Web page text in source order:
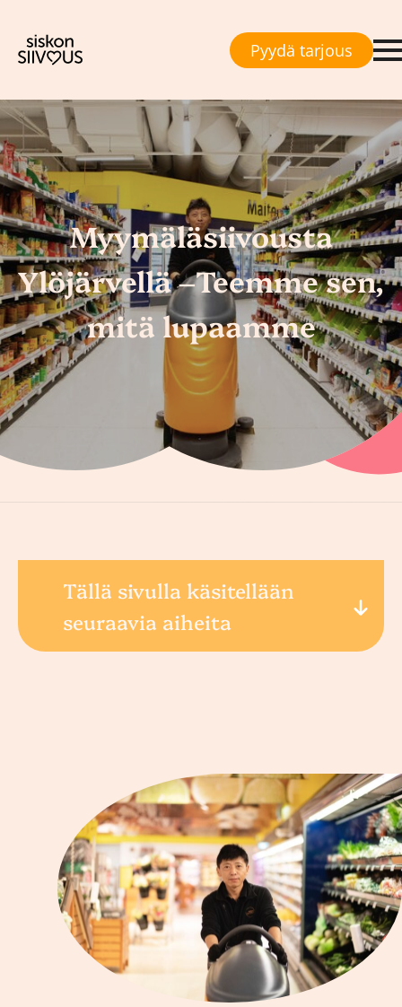
Pyydä tarjous
Myymäläsiivousta
Ylöjärvellä –Teemme sen,
mitä lupaamme
Tällä sivulla käsitellään
seuraavia aiheita